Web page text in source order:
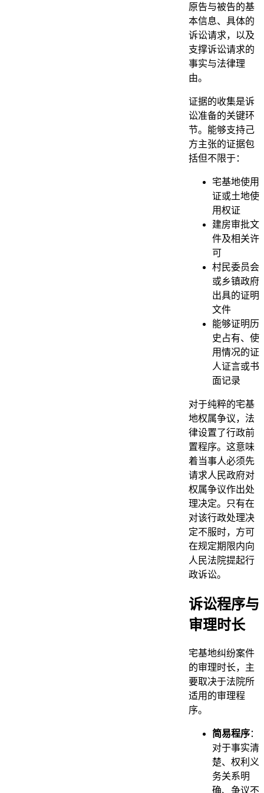
原告与被告的基
本信息、具体的
诉讼请求，以及
支撑诉讼请求的
事实与法律理
由。
证据的收集是诉
讼准备的关键环
节。能够支持己
方主张的证据包
括但不限于：
宅基地使用
证或土地使
用权证
建房审批文
件及相关许
可
村民委员会
或乡镇政府
出具的证明
文件
能够证明历
史占有、使
用情况的证
人证言或书
面记录
对于纯粹的宅基
地权属争议，法
律设置了行政前
置程序。这意味
着当事人必须先
请求人民政府对
权属争议作出处
理决定。只有在
对该行政处理决
定不服时，方可
在规定期限内向
人民法院提起行
政诉讼。
诉讼程序与
审理时长
宅基地纠纷案件
的审理时长，主
要取决于法院所
适用的审理程
序。
简易程序：
对于事实清
楚、权利义
务关系明
确、争议不